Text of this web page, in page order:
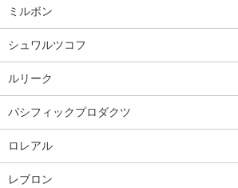
ミルボン
シュワルツコフ
ルリーク
パシフィックプロダクツ
ロレアル
レブロン